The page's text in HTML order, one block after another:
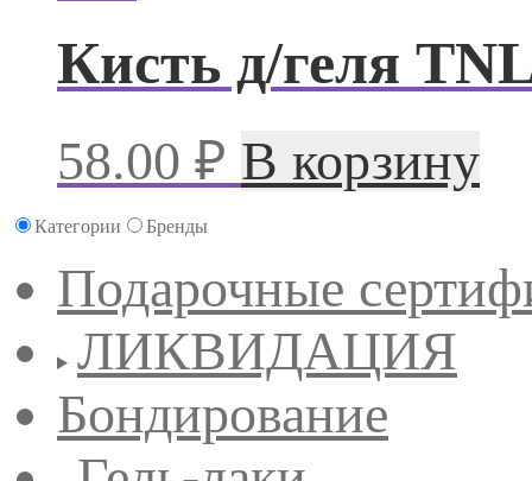
Кисть д/геля
58.00 ₽ В корзину
Категории Бренды
Подарочные
ЛИКВИДАЦИЯ
Бондирование